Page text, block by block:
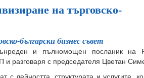
на търговско-
български бизнес съвет
и пълномощен посланик на
разговаря с председателя Цветан